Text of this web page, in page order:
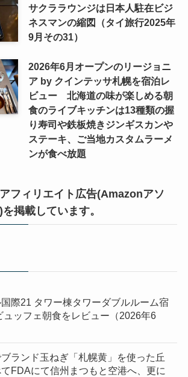
サクララウンジは日本人駐在ビジ
ネスマンの縮図（タイ旅行2025年
9月その31）
2026年6月オープンのリージョニ
ア by クインテッサ札幌を宿泊レ
ビュー 北海道の味が楽しめる朝
食のライブキッチンは13種類の握
り寿司や鉄板焼きジンギスカンや
ステーキ、ご当地カスタムラーメ
ンが食べ放題
フィリエイト広告(Amazonアソ
掲載しています。
国際21 タワー棟タワーダブルルーム宿
ュッフェ朝食をレビュー（2026年6
ランド玉ねぎ「札幌黄」を使った丘
FDAにて信州まつもと空港へ、更に